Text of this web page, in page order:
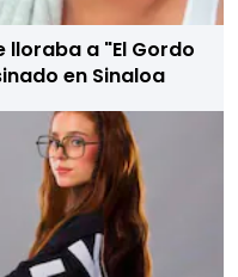
lloraba a "El Gordo
en Sinaloa